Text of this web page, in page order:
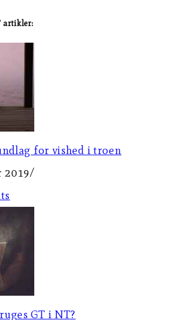
artikler:
for vished i troen
2019/
GT i NT?